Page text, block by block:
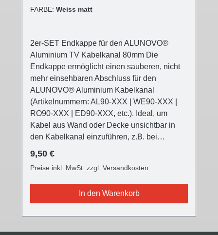
FARBE: Weiss matt
2er-SET Endkappe für den ALUNOVO®
Aluminium TV Kabelkanal 80mm Die
Endkappe ermöglicht einen sauberen, nicht
mehr einsehbaren Abschluss für den
ALUNOVO® Aluminium Kabelkanal
(Artikelnummern: AL90-XXX | WE90-XXX |
RO90-XXX | ED90-XXX, etc.). Ideal, um
Kabel aus Wand oder Decke unsichtbar in
den Kabelkanal einzuführen, z.B. bei
Stromaustritt angebracht werden können (z.B.
versetzter Esstisch, usw.) Die ALUNOVO®
TV Kabelkanal Endkappe ist in drei
verschiedenen Oberflächen farblich passend
modernen Akzent. Die Front ist nun mit einer
Feinstruktur versehen, die
Regulärer Preis:
9,50 €
Preise inkl. MwSt. zzgl. Versandkosten
In den Warenkorb